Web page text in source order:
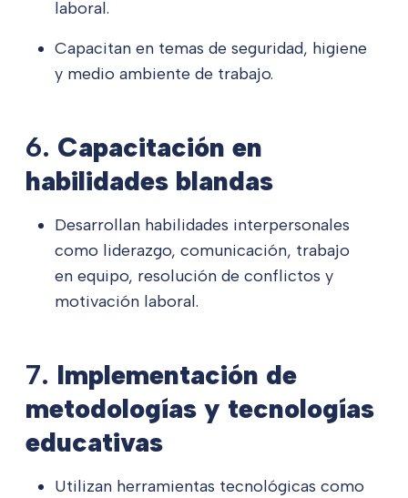
laboral.
Capacitan en temas de seguridad, higiene
y medio ambiente de trabajo.
6. Capacitación en
habilidades blandas
Desarrollan habilidades interpersonales
como liderazgo, comunicación, trabajo
en equipo, resolución de conflictos y
motivación laboral.
7. Implementación de
metodologías y tecnologías
educativas
Utilizan herramientas tecnológicas como